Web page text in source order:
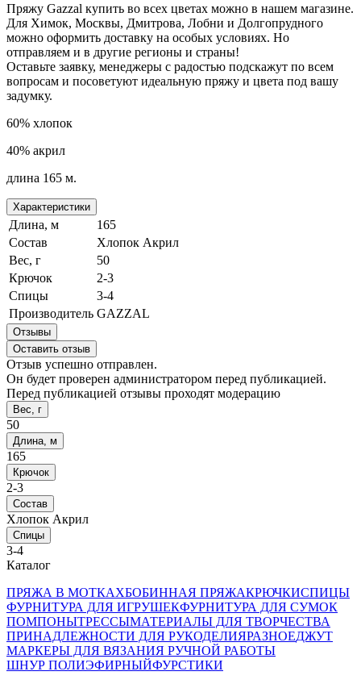
Пряжу Gazzal купить во всех цветах можно в нашем магазине.
Для Химок, Москвы, Дмитрова, Лобни и Долгопрудного
можно оформить доставку на особых условиях. Но
отправляем и в другие регионы и страны!
Оставьте заявку, менеджеры с радостью подскажут по всем
вопросам и посоветуют идеальную пряжу и цвета под вашу
задумку.
60% хлопок
40% акрил
длина 165 м.
Характеристики
Длина, м
165
Состав
Хлопок Акрил
Вес, г
50
Крючок
2-3
Спицы
3-4
Производитель GAZZAL
Отзывы
Оставить отзыв
Отзыв успешно отправлен.
Он будет проверен администратором перед публикацией.
Перед публикацией отзывы проходят модерацию
Вес, г
50
Длина, м
165
Крючок
2-3
Состав
Хлопок Акрил
Спицы
3-4
Каталог
ПРЯЖА В МОТКАХБОБИННАЯ ПРЯЖАКРЮЧКИСПИЦЫ
ФУРНИТУРА ДЛЯ ИГРУШЕКФУРНИТУРА ДЛЯ СУМОК
ПОМПОНЫТРЕССЫМАТЕРИАЛЫ ДЛЯ ТВОРЧЕСТВА
ПРИНАДЛЕЖНОСТИ ДЛЯ РУКОДЕЛИЯРАЗНОЕДЖУТ
МАРКЕРЫ ДЛЯ ВЯЗАНИЯ РУЧНОЙ РАБОТЫ
ШНУР ПОЛИЭФИРНЫЙФУРСТИКИ